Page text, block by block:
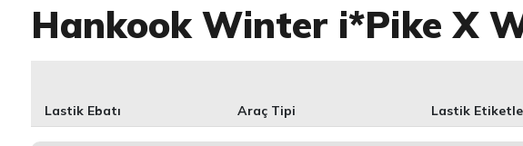
Hankook Winter i*Pike X
Lastik Ebatı Araç Tipi Lastik